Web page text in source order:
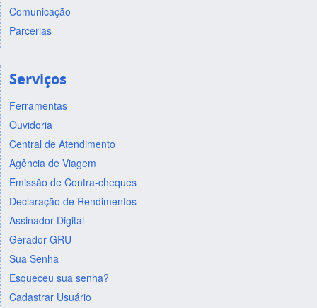
Comunicação
Parcerias
Serviços
Ferramentas
Ouvidoria
Central de Atendimento
Agência de Viagem
Emissão de Contra-cheques
Declaração de Rendimentos
Assinador Digital
Gerador GRU
Sua Senha
Esqueceu sua senha?
Cadastrar Usuário